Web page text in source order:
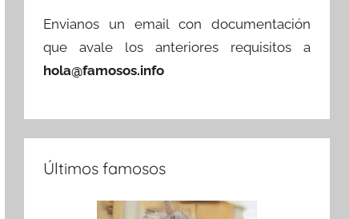
Envianos un email con documentación
que avale los anteriores requisitos a
hola@famosos.info
Últimos famosos